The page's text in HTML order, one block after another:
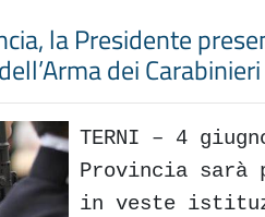
la Presidente
dei Carabinieri
TERNI – 4
Provincia sarà
in veste